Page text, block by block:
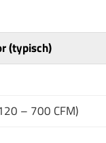
(typisch)
– 700 CFM)